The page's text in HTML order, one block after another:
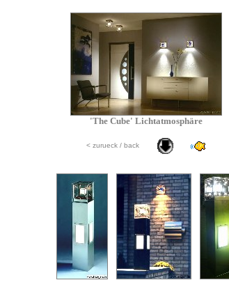
'The Cube' Lichtatmosphäre
< zurueck / back